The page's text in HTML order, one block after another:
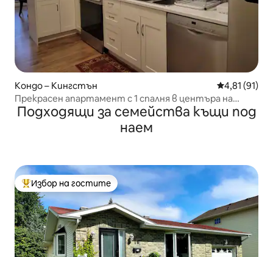
Кондо – Кингстън Средна
4,81 (91)
Прекрасен апартамент с 1 спалня в центъра на
Кингстън
Подходящи за семейства къщи под
наем
Най-популярен избор на гостите
Избор на гостите